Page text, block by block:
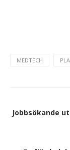
MEDTECH
Jobbsökande